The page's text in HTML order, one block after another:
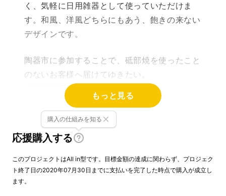
く、気軽に日用雑器として使っていただけま
す。和風、洋風どちらにもあう、飽きの来ない
デザインです。
陶器市に参加することで、砥部焼を使ったこと
のないお客様へ届けてゆきたい。
『実用的工芸品』を知ってもらいたい。
＜梅山窯の技法＞
円形のものはろくろに土をのせ、回転させて形
を作り、角型のものなどは、鋳込み型と呼ばれ
る型に土を流し込んで形を作ります。
もっと見る
応援購入する
購入の仕組みを知る
このプロジェクトはAll in型です。目標金額の達成に関わらず、プロジェク
ト終了日の2020年07月30日までに支払いを完了した時点で購入が成立し
ます。